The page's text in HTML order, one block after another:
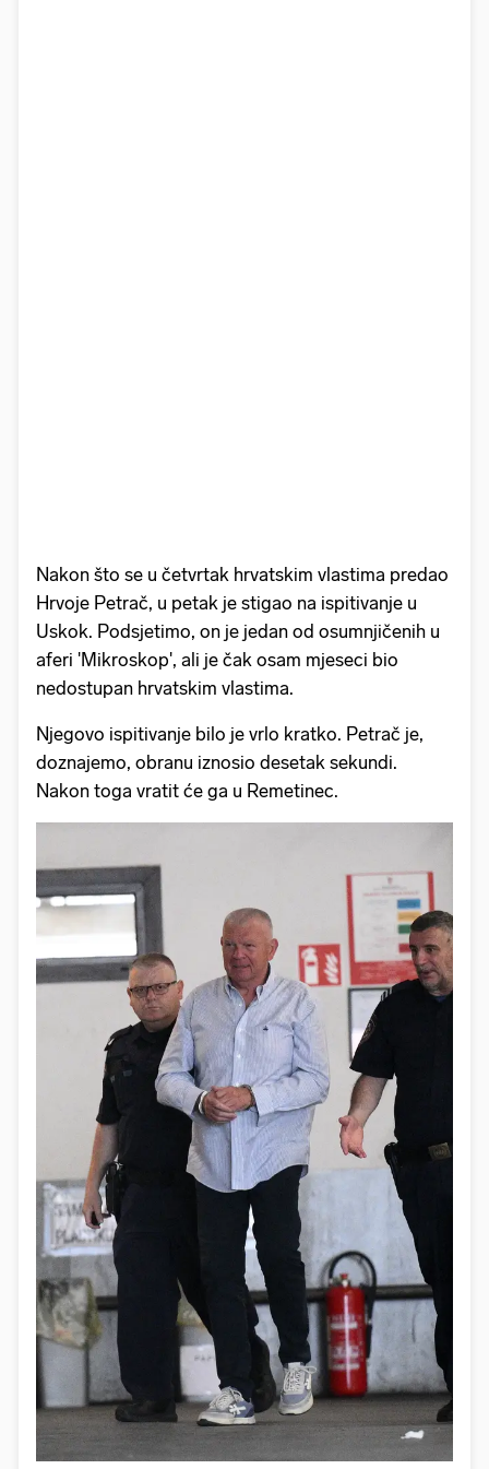
Nakon što se u četvrtak hrvatskim vlastima predao
Hrvoje Petrač, u petak je stigao na ispitivanje u
Uskok. Podsjetimo, on je jedan od osumnjičenih u
aferi 'Mikroskop', ali je čak osam mjeseci bio
nedostupan hrvatskim vlastima.
Njegovo ispitivanje bilo je vrlo kratko. Petrač je,
doznajemo, obranu iznosio desetak sekundi.
Nakon toga vratit će ga u Remetinec.